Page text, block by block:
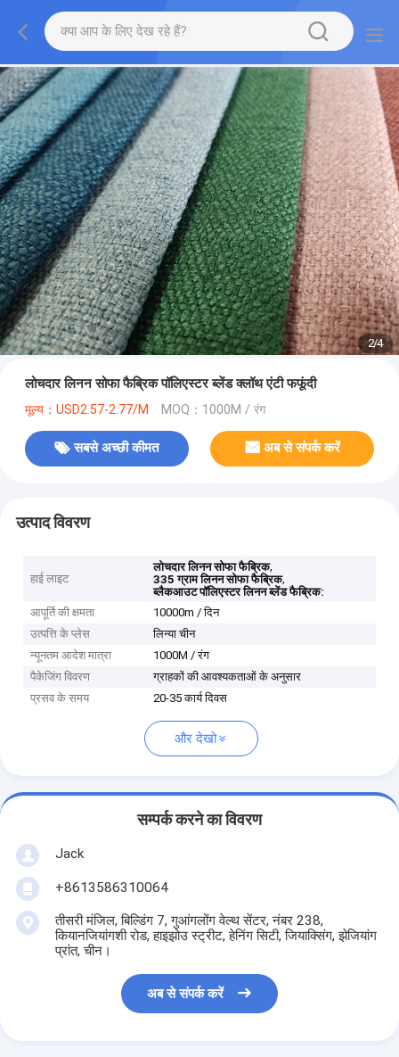
2/4
लोचदार लिनन सोफा फैब्रिक पॉलिएस्टर ब्लेंड क्लॉथ एंटी फफूंदी
मूल्य：USD2.57-2.77/M MOQ：1000M / रंग
सबसे अच्छी कीमत अब से संपर्क करें
उत्पाद विवरण
हाई लाइट
लोचदार लिनन सोफा फैब्रिक,
335 ग्राम लिनन सोफा फैब्रिक,
ब्लैकआउट पॉलिएस्टर लिनन ब्लेंड फैब्रिक:
आपूर्ति की क्षमता
10000m / दिन
उत्पत्ति के प्लेस
लिन्या चीन
न्यूनतम आदेश मात्रा
1000M / रंग
पैकेजिंग विवरण
ग्राहकों की आवश्यकताओं के अनुसार
प्रसव के समय
20-35 कार्य दिवस
और देखो
सम्पर्क करने का विवरण
Jack
+8613586310064
तीसरी मंजिल, बिल्डिंग 7, गुआंगलोंग वेल्थ सेंटर, नंबर 238,
कियानजियांगशी रोड, हाइझोउ स्ट्रीट, हेनिंग सिटी, जियाक्सिंग, झेजियांग
प्रांत, चीन।
अब से संपर्क करें